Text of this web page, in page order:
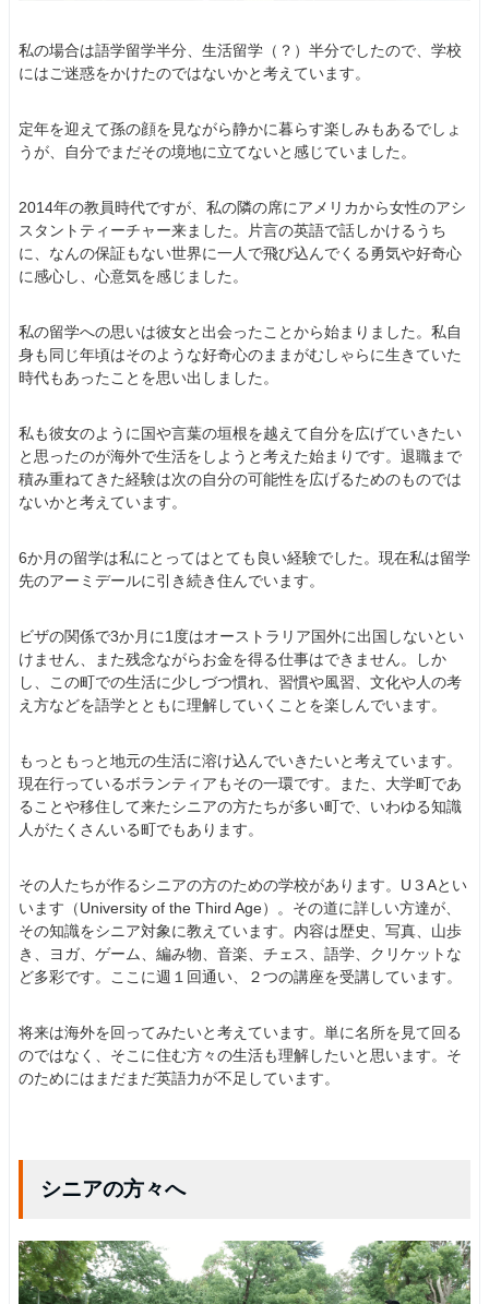
私の場合は語学留学半分、生活留学（？）半分でしたので、学校
にはご迷惑をかけたのではないかと考えています。
定年を迎えて孫の顔を見ながら静かに暮らす楽しみもあるでしょ
うが、自分でまだその境地に立てないと感じていました。
2014年の教員時代ですが、私の隣の席にアメリカから女性のアシ
スタントティーチャー来ました。片言の英語で話しかけるうち
に、なんの保証もない世界に一人で飛び込んでくる勇気や好奇心
に感心し、心意気を感じました。
私の留学への思いは彼女と出会ったことから始まりました。私自
身も同じ年頃はそのような好奇心のままがむしゃらに生きていた
時代もあったことを思い出しました。
私も彼女のように国や言葉の垣根を越えて自分を広げていきたい
と思ったのが海外で生活をしようと考えた始まりです。退職まで
積み重ねてきた経験は次の自分の可能性を広げるためのものでは
ないかと考えています。
6か月の留学は私にとってはとても良い経験でした。現在私は留学
先のアーミデールに引き続き住んでいます。
ビザの関係で3か月に1度はオーストラリア国外に出国しないとい
けません、また残念ながらお金を得る仕事はできません。しか
し、この町での生活に少しづつ慣れ、習慣や風習、文化や人の考
え方などを語学とともに理解していくことを楽しんでいます。
もっともっと地元の生活に溶け込んでいきたいと考えています。
現在行っているボランティアもその一環です。また、大学町であ
ることや移住して来たシニアの方たちが多い町で、いわゆる知識
人がたくさんいる町でもあります。
その人たちが作るシニアの方のための学校があります。U３Aとい
います（University of the Third Age）。その道に詳しい方達が、
その知識をシニア対象に教えています。内容は歴史、写真、山歩
き、ヨガ、ゲーム、編み物、音楽、チェス、語学、クリケットな
ど多彩です。ここに週１回通い、２つの講座を受講しています。
将来は海外を回ってみたいと考えています。単に名所を見て回る
のではなく、そこに住む方々の生活も理解したいと思います。そ
のためにはまだまだ英語力が不足しています。
シニアの方々へ